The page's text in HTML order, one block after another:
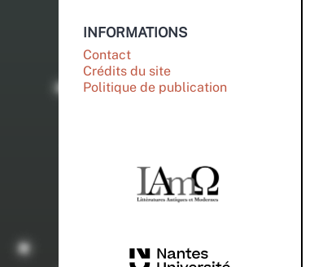
INFORMATIONS
Contact
Crédits du site
Politique de publication